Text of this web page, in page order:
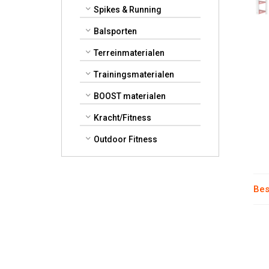
Spikes & Running
Balsporten
Terreinmaterialen
Trainingsmaterialen
BOOST materialen
Kracht/Fitness
Outdoor Fitness